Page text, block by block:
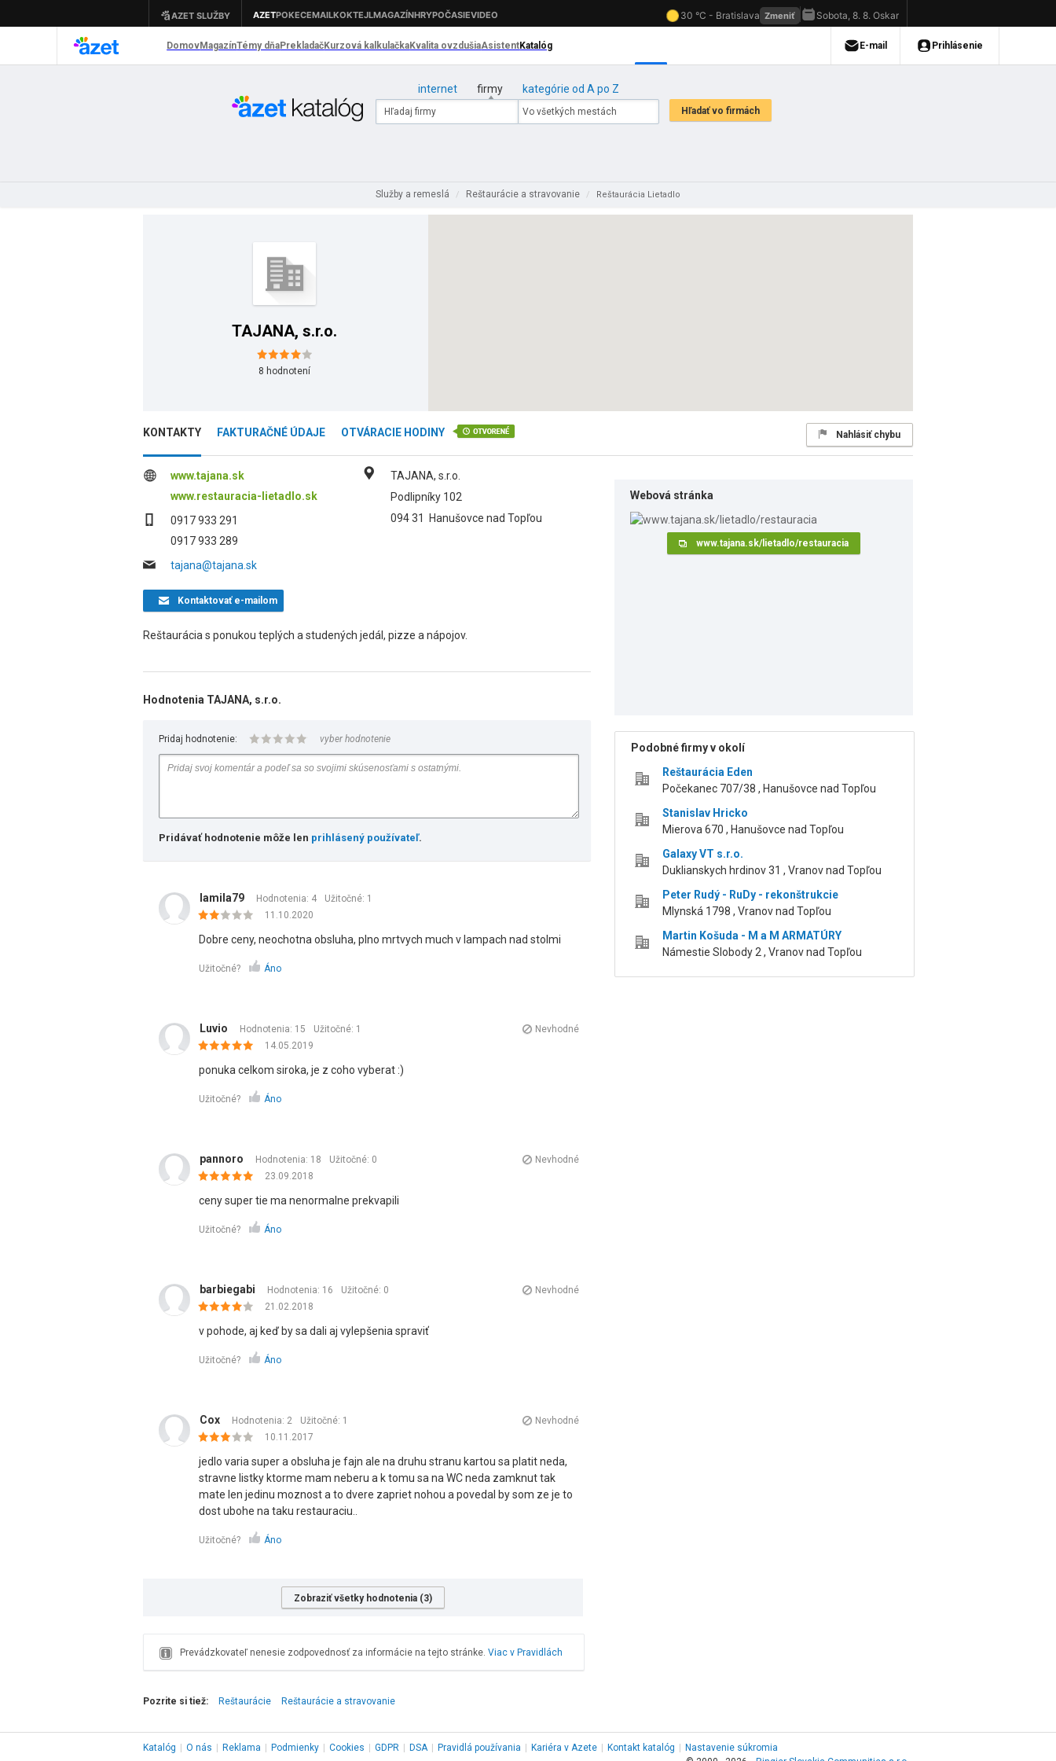
internet firmy kategórie od A po Z
Služby a remeslá / Reštaurácie a stravovanie / Reštaurácia Lietadlo
TAJANA, s.r.o.
8 hodnotení
KONTAKTY FAKTURAČNÉ ÚDAJE OTVÁRACIE HODINY Nahlásiť chybu
www.tajana.sk
www.restauracia-lietadlo.sk
0917 933 291
0917 933 289
tajana@tajana.sk
TAJANA, s.r.o.
Podlipníky 102
094 31
Hanušovce nad Topľou
Kontaktovaťe-mailom
Reštaurácia s ponukou teplých a studených jedál, pizze a nápojov.
Hodnotenia TAJANA, s.r.o.
Pridaj hodnotenie: vyber hodnotenie
Pridávať hodnotenie môže len prihlásený používateľ.
lamila79 Hodnotenia: 4 Užitočné: 1
11.10.2020
Dobre ceny, neochotna obsluha, plno mrtvych much v lampach nad stolmi
Užitočné? Áno
Luvio Hodnotenia: 15 Užitočné: 1
Nevhodné
14.05.2019
ponuka celkom siroka, je z coho vyberat :)
Užitočné? Áno
pannoro Hodnotenia: 18 Užitočné: 0
Nevhodné
23.09.2018
ceny super tie ma nenormalne prekvapili
Užitočné? Áno
barbiegabi Hodnotenia: 16 Užitočné: 0
Nevhodné
21.02.2018
v pohode, aj keď by sa dali aj vylepšenia spraviť
Užitočné? Áno
Cox Hodnotenia: 2 Užitočné: 1
Nevhodné
10.11.2017
jedlo varia super a obsluha je fajn ale na druhu stranu kartou sa platit neda,
stravne listky ktorme mam neberu a k tomu sa na WC neda zamknut tak
mate len jedinu moznost a to dvere zapriet nohou a povedal by som ze je to
dost ubohe na taku restauraciu..
Užitočné? Áno
Zobraziť všetky hodnotenia (3)
Prevádzkovateľ nenesie zodpovednosť za informácie na tejto stránke. Viac v Pravidlách
Webová stránka
www.tajana.sk/lietadlo/restauracia
Podobné firmy v okolí
Reštaurácia Eden
Počekanec 707/38 , Hanušovce nad Topľou
Stanislav Hricko
Mierova 670 , Hanušovce nad Topľou
Galaxy VT s.r.o.
Duklianskych hrdinov 31 , Vranov nad Topľou
Peter Rudý - RuDy - rekonštrukcie
Mlynská 1798 , Vranov nad Topľou
Martin Košuda - M a M ARMATÚRY
Námestie Slobody 2 , Vranov nad Topľou
Pozrite si tiež: Reštaurácie Reštaurácie a stravovanie
Katalóg O nás Reklama Podmienky Cookies GDPR DSA Pravidlá používania Kariéra v Azete Kontakt katalóg
Nastavenie súkromia